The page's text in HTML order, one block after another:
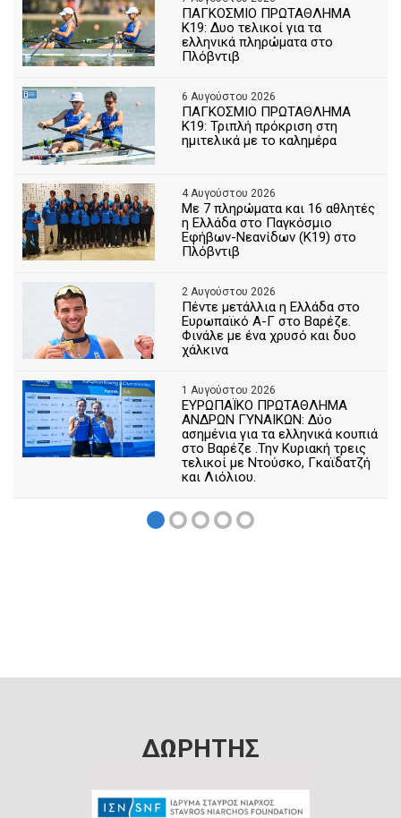
ΠΑΓΚΟΣΜΙΟ ΠΡΩΤΑΘΛΗΜΑ
Κ19: Δυο τελικοί για τα
ελληνικά πληρώματα στο
Πλόβντιβ
6 Αυγούστου 2026
ΠΑΓΚΟΣΜΙΟ ΠΡΩΤΑΘΛΗΜΑ
Κ19: Τριπλή πρόκριση στη
ημιτελικά με το καλημέρα
4 Αυγούστου 2026
Με 7 πληρώματα και 16 αθλητές
η Ελλάδα στο Παγκόσμιο
Εφήβων-Νεανίδων (Κ19) στο
Πλόβντιβ
2 Αυγούστου 2026
Πέντε μετάλλια η Ελλάδα στο
Ευρωπαϊκό Α-Γ στο Βαρέζε.
Φινάλε με ένα χρυσό και δυο
χάλκινα
1 Αυγούστου 2026
ΕΥΡΩΠΑΪΚΟ ΠΡΩΤΑΘΛΗΜΑ
ΑΝΔΡΩΝ ΓΥΝΑΙΚΩΝ: Δύο
ασημένια για τα ελληνικά κουπιά
στο Βαρέζε .Την Κυριακή τρεις
τελικοί με Ντούσκο, Γκαϊδατζή
και Λιόλιου.
ΔΩΡΗΤΗΣ